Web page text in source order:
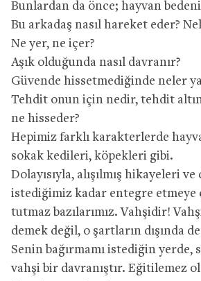
Bunlardan da önce; hayvan bedeni
Bu arkadaş nasıl hareket eder?
Ne yer, ne içer?
Aşık olduğunda nasıl davranır?
Güvende hissetmediğinde neler
Tehdit onun için nedir, tehdit
ne hisseder?
Hepimiz farklı karakterlerde
sokak kedileri, köpekleri gibi.
Dolayısıyla, alışılmış hikayeleri ve
istediğimiz kadar entegre etmeye
tutmaz bazılarımız. Vahşidir!
demek değil, o şartların dışında
Senin bağırmamı istediğin yerde,
vahşi bir davranıştır. Eğitilemez